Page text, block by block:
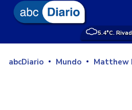
5.4°C.
abcDiario Mundo Matthew